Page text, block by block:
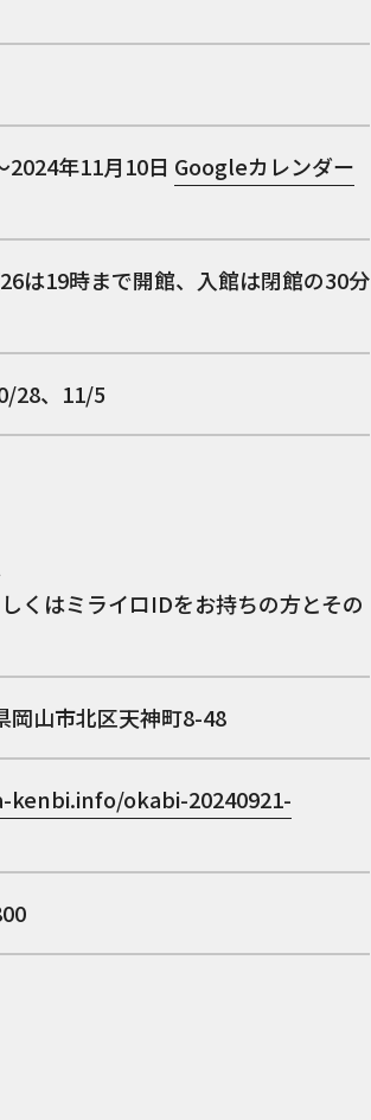
2024年11月10日 Googleカレンダー
は19時まで開館、入館は閉館の30分
28、11/5
くはミライロIDをお持ちの方とその
岡山市北区天神町8-48
okabi-20240921-